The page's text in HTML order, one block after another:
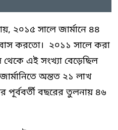
২০১৫ সালে জার্মানে ৪৪
করতো। ২০১১ সালে করা
এই সংখ্যা বেড়েছিল
অন্তত ২১ লাখ
পূর্ববর্তী বছরের তুলনায় ৪৬